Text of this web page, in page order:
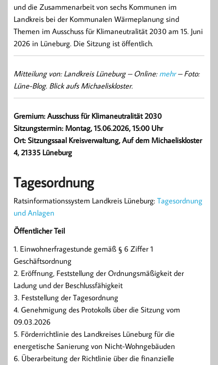
und die Zusammenarbeit von sechs Kommunen im
Landkreis bei der Kommunalen Wärmeplanung sind
Themen im Ausschuss für Klimaneutralität 2030 am 15. Juni
2026 in Lüneburg. Die Sitzung ist öffentlich.
Mitteilung von: Landkreis Lüneburg –Online: mehr– Foto:
Lüne-Blog. Blick aufs Michaeliskloster.
Gremium: Ausschuss für Klimaneutralität 2030
Sitzungstermin: Montag, 15.06.2026, 15:00 Uhr
Ort: Sitzungssaal Kreisverwaltung, Auf dem Michaeliskloster
4, 21335 Lüneburg
Tagesordnung
Ratsinformationssystem Landkreis Lüneburg: Tagesordnung
und Anlagen
Öffentlicher Teil
1. Einwohnerfragestunde gemäß § 6 Ziffer 1
Geschäftsordnung
2. Eröffnung, Feststellung der Ordnungsmäßigkeit der
Ladung und der Beschlussfähigkeit
3. Feststellung der Tagesordnung
4. Genehmigung des Protokolls über die Sitzung vom
09.03.2026
5. Förderrichtlinie des Landkreises Lüneburg für die
energetische Sanierung von Nicht-Wohngebäuden
6. Überarbeitung der Richtlinie über die finanzielle